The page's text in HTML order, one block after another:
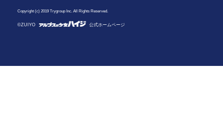
Copyright (c) 2019 Trygroup Inc. All Rights Reserved.
©ZUIYO 公式ホームページ